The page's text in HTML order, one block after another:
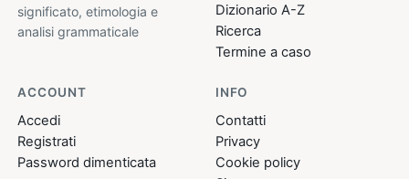
significato, etimologia e
analisi grammaticale
Dizionario A-Z
Ricerca
Termine a caso
ACCOUNT
Accedi
Registrati
Password dimenticata
INFO
Contatti
Privacy
Cookie policy